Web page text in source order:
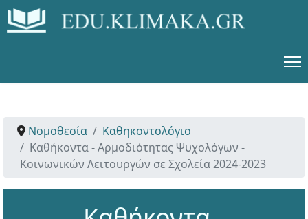
Νομοθεσία
Καθηκοντολόγιο
Καθήκοντα - Αρμοδιότητας Ψυχολόγων -
Κοινωνικών Λειτουργών σε Σχολεία 2024-2023